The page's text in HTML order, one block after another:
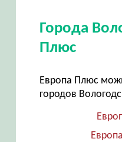
Города
Плюс
Европа Плюс
городов